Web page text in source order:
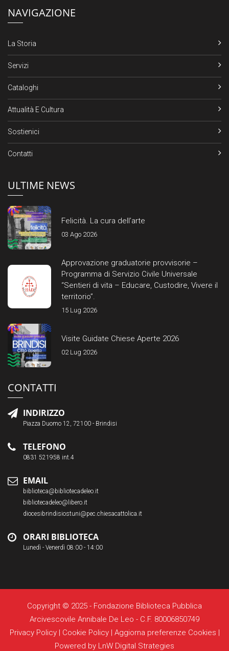
NAVIGAZIONE
La Storia
Servizi
Cataloghi
Attualità E Cultura
Sostienici
Contatti
ULTIME NEWS
Felicità. La cura dell’arte
03 Ago 2026
Approvazione graduatorie provvisorie –
Programma di Servizio Civile Universale
“Sentieri di vita – Educare, Custodire, Vivere il
territorio”.
15 Lug 2026
Visite Guidate Chiese Aperte 2026
02 Lug 2026
CONTATTI
INDIRIZZO
Piazza Duomo 12, 72100 - Brindisi
TELEFONO
0831 521958 int.4
EMAIL
biblioteca@bibliotecadeleo.it
bibliotecadeleo@libero.it
diocesibrindisiostuni@pec.chiesacattolica.it
ORARI BIBLIOTECA
Lunedì - Venerdì 08:00 - 14:00
Copyright © 2025 - Fondazione Biblioteca Pubblica
Arcivescovile Annibale De Leo - C.F. 80006850749
Privacy Policy| Cookie Policy| Aggiorna preferenze Cookies |
Powered by LnW Digital Strategies